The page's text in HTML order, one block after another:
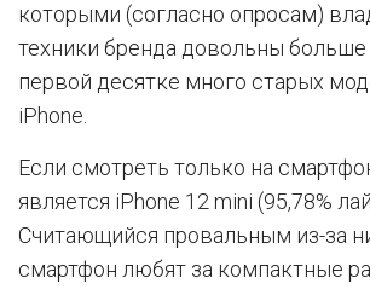
которыми (согласно опросам)
техники бренда довольны больше
первой десятке много старых
iPhone.
Если смотреть только на
является iPhone 12 mini (95,78%
Считающийся провальным из-за
смартфон любят за компактные